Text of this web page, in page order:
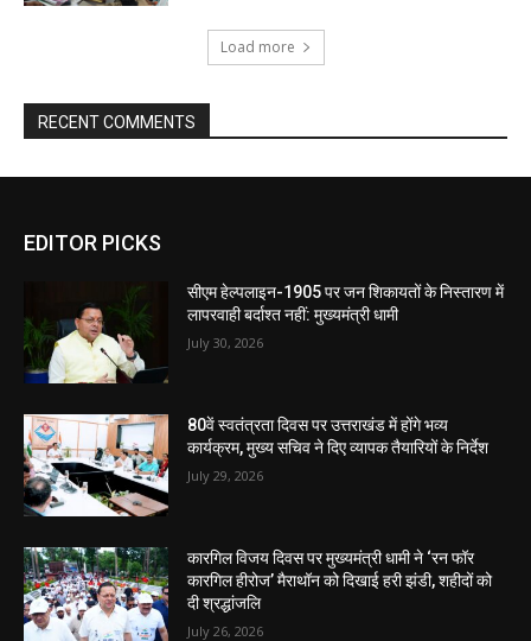
Load more
RECENT COMMENTS
EDITOR PICKS
सीएम हेल्पलाइन-1905 पर जन शिकायतों के निस्तारण में
लापरवाही बर्दाश्त नहीं: मुख्यमंत्री धामी
July 30, 2026
80वें स्वतंत्रता दिवस पर उत्तराखंड में होंगे भव्य
कार्यक्रम, मुख्य सचिव ने दिए व्यापक तैयारियों के निर्देश
July 29, 2026
कारगिल विजय दिवस पर मुख्यमंत्री धामी ने ‘रन फॉर
कारगिल हीरोज’ मैराथॉन को दिखाई हरी झंडी, शहीदों को
दी श्रद्धांजलि
July 26, 2026